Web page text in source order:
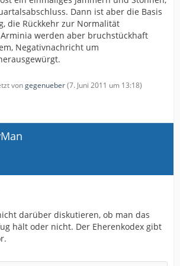
Dann ist aber die Basis
die Rückkehr zur Normalität
werden aber bruchstückhaft
Negativnachricht um
vongegenueber(7. Juni 2011 um 13:18)
darüber diskutieren, ob man das
hält oder nicht. Der Eherenkodex gibt